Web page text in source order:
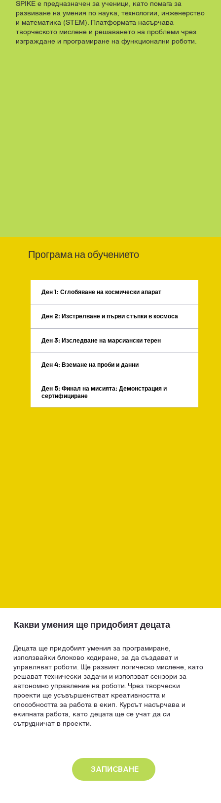
SPIKE е предназначен за ученици, като помага за
развиване на умения по наука, технологии, инженерство
и математика (STEM). Платформата насърчава
творческото мислене и решаването на проблеми чрез
изграждане и програмиране на функционални роботи.
Програма на обучението
Ден 1: Сглобяване на космически апарат
Ден 2: Изстрелване и първи стъпки в космоса
Ден 3: Изследване на марсиански терен
Ден 4: Вземане на проби и данни
Ден 5: Финал на мисията: Демонстрация и
сертифициране
Какви умения ще придобият децата
Децата ще придобият умения за програмиране,
използвайки блоково кодиране, за да създават и
управляват роботи. Ще развият логическо мислене, като
решават технически задачи и използват сензори за
автономно управление на роботи. Чрез творчески
проекти ще усъвършенстват креативността и
способността за работа в екип. Курсът насърчава и
екипната работа, като децата ще се учат да си
сътрудничат в проекти.
ЗАПИСВАНЕ